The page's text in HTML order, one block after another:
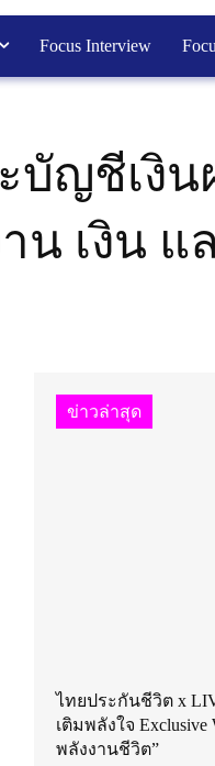
Focus Interview
บัญชีเงิน
น เงิน
ข่าวล่าสุด
ไทยประกันชีวิต x
เติมพลังใจ
พลังงานชีวิต”